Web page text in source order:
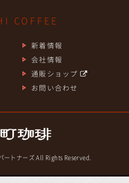
COFFEE
新着情報
会社情報
通販ショップ
お問い合わせ
ートナーズ All Rights Reserved.